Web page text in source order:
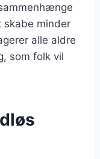
skabe minder
alle aldre
som folk vil